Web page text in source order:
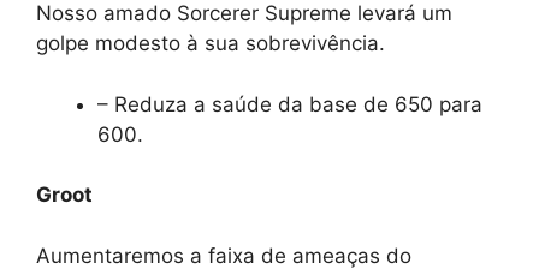
Nosso amado Sorcerer Supreme levará um
golpe modesto à sua sobrevivência.
– Reduza a saúde da base de 650 para
600.
Groot
Aumentaremos a faixa de ameaças do